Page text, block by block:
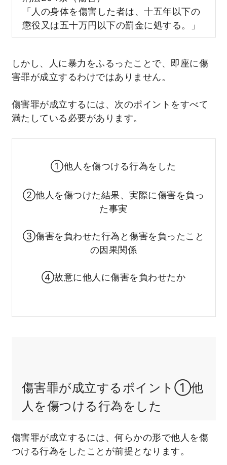
「人の身体を傷害した者は、十五年以下の
懲役又は五十万円以下の罰金に処する。」
しかし、人に暴力をふるったことで、即座に傷
害罪が成立するわけではありません。
傷害罪が成立するには、次のポイントをすべて
満たしている必要があります。
①他人を傷つける行為をした
②他人を傷つけた結果、実際に傷害を負っ
た事実
③傷害を負わせた行為と傷害を負ったこと
の因果関係
④故意に他人に傷害を負わせたか
傷害罪が成立するポイント①他
人を傷つける行為をした
傷害罪が成立するには、何らかの形で他人を傷
つける行為をしたことが前提となります。